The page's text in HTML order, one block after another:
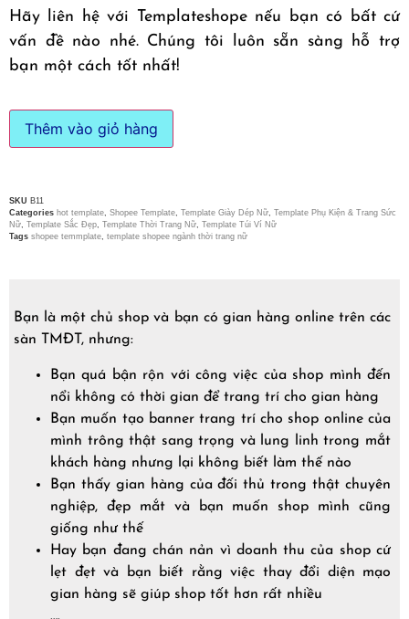
Hãy liên hệ với Templateshope nếu bạn có bất cứ
vấn đề nào nhé. Chúng tôi luôn sẵn sàng hỗ trợ
bạn một cách tốt nhất!
Thêm vào giỏ hàng
SKU B11
Categories hot template, Shopee Template, Template Giày Dép Nữ, Template Phụ Kiện & Trang Sức
Nữ, Template Sắc Đẹp, Template Thời Trang Nữ, Template Túi Ví Nữ
Tags shopee temmplate, template shopee ngành thời trang nữ
Bạn là một chủ shop và bạn có gian hàng online trên các
sàn TMĐT, nhưng:
Bạn quá bận rộn với công việc của shop mình đến
nổi không có thời gian để trang trí cho gian hàng
Bạn muốn tạo banner trang trí cho shop online của
mình trông thật sang trọng và lung linh trong mắt
khách hàng nhưng lại không biết làm thế nào
Bạn thấy gian hàng của đối thủ trong thật chuyên
nghiệp, đẹp mắt và bạn muốn shop mình cũng
giống như thế
Hay bạn đang chán nản vì doanh thu của shop cứ
lẹt đẹt và bạn biết rằng việc thay đổi diện mạo
gian hàng sẽ giúp shop tốt hơn rất nhiều
….